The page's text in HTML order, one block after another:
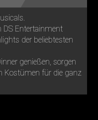
DS Entertainment
der beliebtesten
genießen, sorgen
Kostümen für die ganz